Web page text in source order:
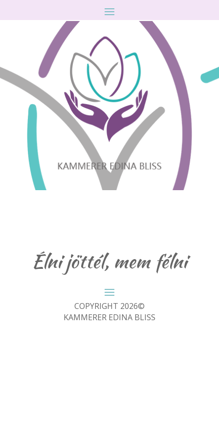
Élni jöttél, mem félni
COPYRIGHT 2026©
KAMMERER EDINA BLISS